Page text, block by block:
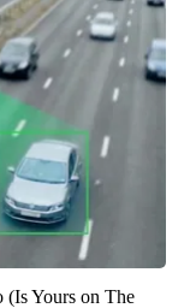
(Is Yours on The